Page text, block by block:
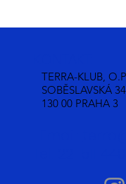
TERRA-KLUB,
SOBĚSLAVSKÁ 34
130 00 PRAHA 3